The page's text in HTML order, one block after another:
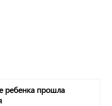
ребенка прошла